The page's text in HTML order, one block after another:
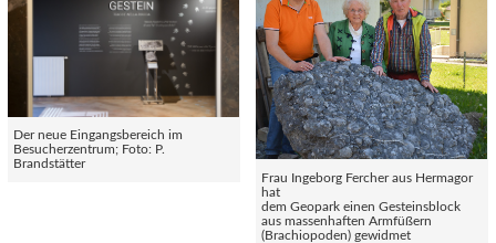
Der neue Eingangsbereich im
Besucherzentrum; Foto: P.
Brandstätter
Frau Ingeborg Fercher aus Hermagor
hat
dem Geopark einen Gesteinsblock
aus massenhaften Armfüßern
(Brachiopoden) gewidmet